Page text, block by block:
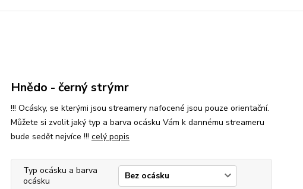
Hnědo - černý strýmr
!!! Ocásky, se kterými jsou streamery nafocené jsou pouze orientační.
Můžete si zvolit jaký typ a barva ocásku Vám k dannému streameru
bude sedět nejvíce !!! celý popis
Typ ocásku a barva
ocásku